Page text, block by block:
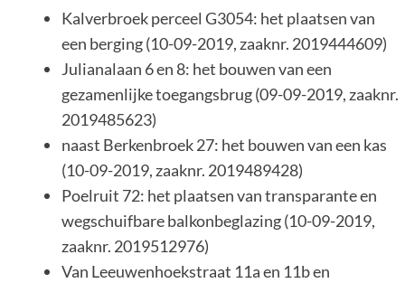
Kalverbroek perceel G3054: het plaatsen van
een berging (10-09-2019, zaaknr. 2019444609)
Julianalaan 6 en 8: het bouwen van een
gezamenlijke toegangsbrug (09-09-2019, zaaknr.
2019485623)
naast Berkenbroek 27: het bouwen van een kas
(10-09-2019, zaaknr. 2019489428)
Poelruit 72: het plaatsen van transparante en
wegschuifbare balkonbeglazing (10-09-2019,
zaaknr. 2019512976)
Van Leeuwenhoekstraat 11a en 11b en